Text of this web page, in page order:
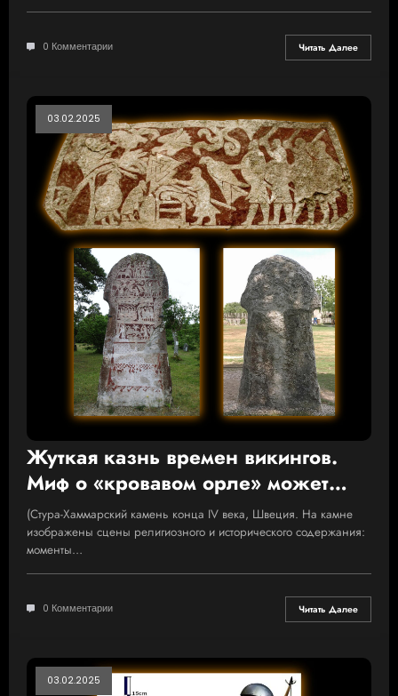
0 Комментарии Читать Далее
03.02.2025
Жуткая казнь времен викингов.
Миф о «кровавом орле» может
оказаться правдой
(Стура-Хаммарский камень конца IV века, Швеция. На камне
изображены сцены религиозного и исторического содержания:
моменты…
0 Комментарии Читать Далее
03.02.2025